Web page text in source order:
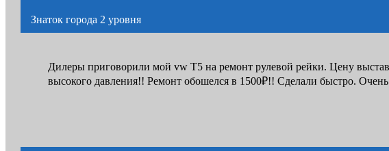
Знаток города 2 уровня
Дилеры приговорили мой vw Т5 на ремонт рулевой рейки. Цену
высокого давления!! Ремонт обошелся в 1500₽!! Сделали быстро.